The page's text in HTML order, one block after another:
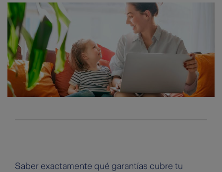
Saber exactamente qué garantías cubre tu